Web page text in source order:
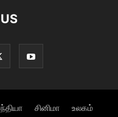
சினிமா உலகம்